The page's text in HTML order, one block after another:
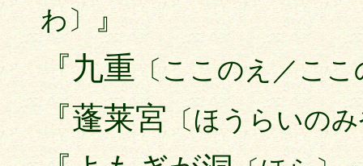
わ〕 』
『九重〔ここのえ／ここ
『蓬莱宮 〔ほうらいの